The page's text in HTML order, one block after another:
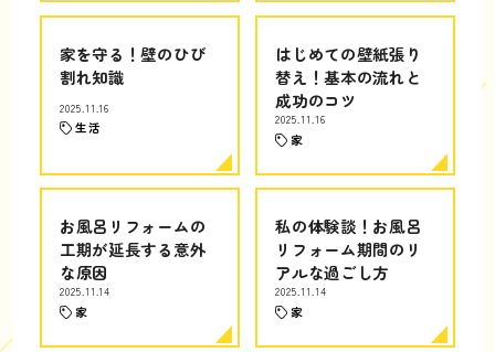
家を守る！壁のひび
割れ知識
2025.11.16
生活
はじめての壁紙張り
替え！基本の流れと
成功のコツ
2025.11.16
家
お風呂リフォームの
工期が延長する意外
な原因
2025.11.14
家
私の体験談！お風呂
リフォーム期間のリ
アルな過ごし方
2025.11.14
家